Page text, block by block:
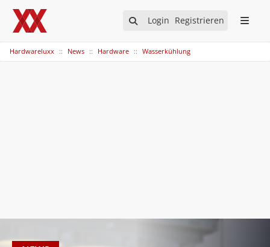
Login Registrieren
Hardwareluxx News Hardware Wasserkühlung